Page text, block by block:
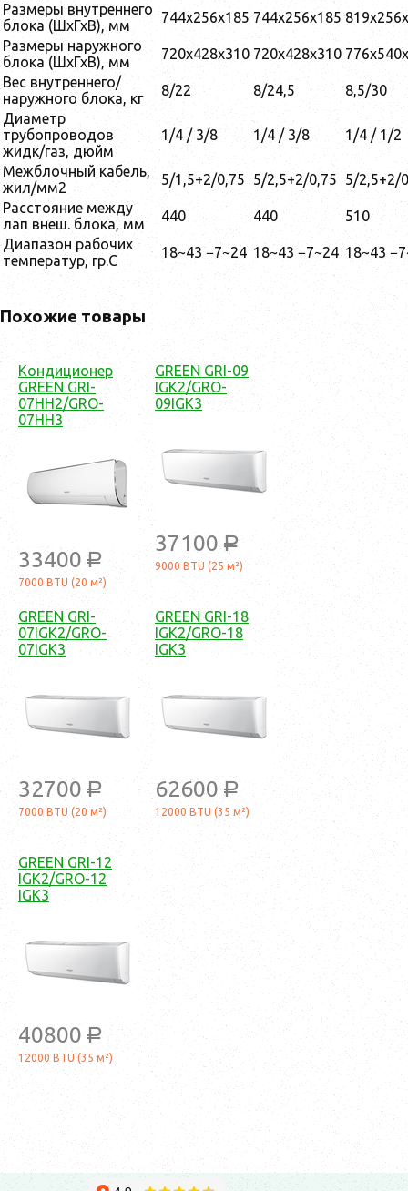
Размеры внутреннего
блока (ШхГхВ), мм
744х256х185 744х256х185
Размеры наружного
блока (ШхГхВ), мм
720х428х310 720х428х310
Вес внутреннего/
наружного блока, кг
8/22 8/24,5
8,5/30
Диаметр
трубопроводов
жидк/газ, дюйм
1/4 / 3/8 1/4 / 3/8 1/4 / 1/2
Межблочный кабель,
жил/мм2
5/1,5+2/0,75 5/2,5+2/0,75
5/2,5+2/
Расстояние между
лап внеш. блока, мм
440 440
510
Диапазон рабочих
температур, гр.С
18~43 −7~24 18~43 −7~24 18~43
Похожие товары
Кондиционер
GREEN GRI-
07HH2/GRO-
07HH3
33400 a
7000 BTU (20 м²)
GREEN GRI-09
IGK2/GRO-
09IGK3
37100 a
9000 BTU (25 м²)
GREEN GRI-
07IGK2/GRO-
07IGK3
32700 a
7000 BTU (20 м²)
GREEN GRI-18
IGK2/GRO-18
IGK3
62600 a
12000 BTU (35 м²)
GREEN GRI-12
IGK2/GRO-12
IGK3
40800 a
12000 BTU (35 м²)